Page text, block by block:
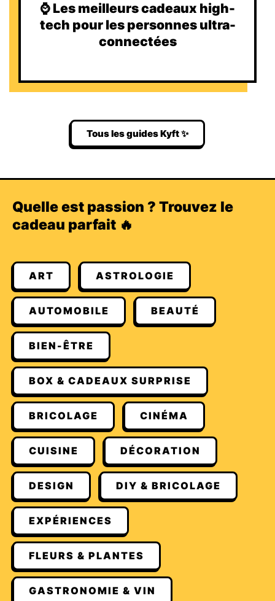
⌚️ Les meilleurs cadeaux high-
tech pour les personnes ultra-
connectées
Tous les guides Kyft ✨
Quelle est passion ? Trouvez le
cadeau parfait 🔥
ART ASTROLOGIE
AUTOMOBILE BEAUTÉ
BIEN-ÊTRE
BOX & CADEAUX SURPRISE
BRICOLAGE CINÉMA
CUISINE DÉCORATION
DESIGN DIY & BRICOLAGE
EXPÉRIENCES
FLEURS & PLANTES
GASTRONOMIE & VIN